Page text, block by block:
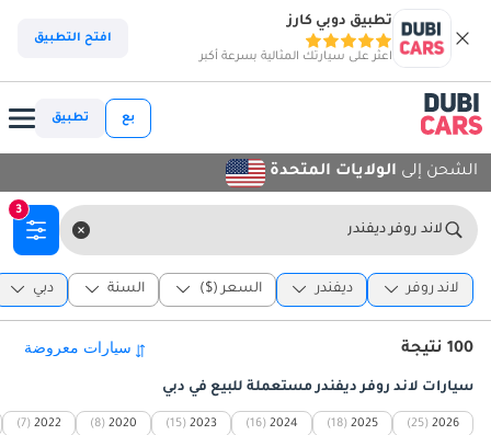
تطبيق دوبي كارز
اعثر على سيارتك المثالية بسرعة أكبر
افتح التطبيق
بع تطبيق
الشحن إلى الولايات المتحدة
لاند روفر ديفندر
3
لاند روفر ديفندر السعر ($) السنة دبي
100 نتيجة
سيارات لاند روفر ديفندر مستعملة للبيع في دبي
2026
(25)
2025
(18)
2024
(16)
2023
(15)
2020
(8)
2022
(7)